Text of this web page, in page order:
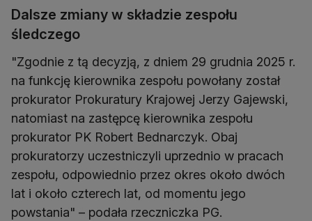
Dalsze zmiany w składzie zespołu
śledczego
"Zgodnie z tą decyzją, z dniem 29 grudnia 2025 r.
na funkcję kierownika zespołu powołany został
prokurator Prokuratury Krajowej Jerzy Gajewski,
natomiast na zastępcę kierownika zespołu
prokurator PK Robert Bednarczyk. Obaj
prokuratorzy uczestniczyli uprzednio w pracach
zespołu, odpowiednio przez okres około dwóch
lat i około czterech lat, od momentu jego
powstania" – podała rzeczniczka PG.